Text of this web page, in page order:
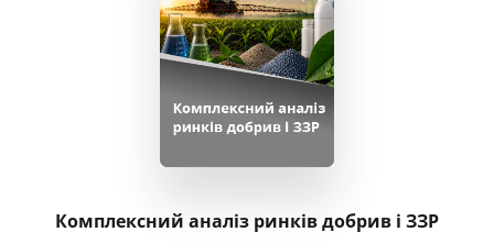
Комплексний аналіз ринків добрив і ЗЗР